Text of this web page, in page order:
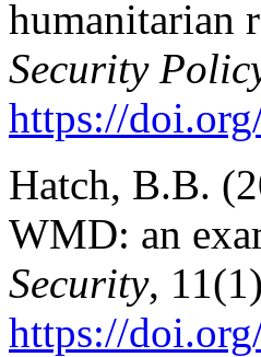
humanitarian
Security
https://
Hatch, B.B.
WMD: an
Security,
https://